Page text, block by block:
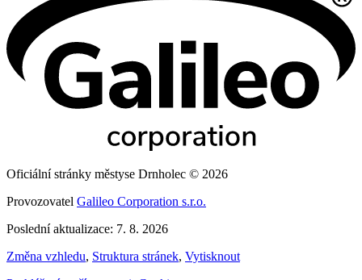
Oficiální stránky městyse Drnholec © 2026
Provozovatel Galileo Corporation s.r.o.
Poslední aktualizace: 7. 8. 2026
Změna vzhledu, Struktura stránek, Vytisknout